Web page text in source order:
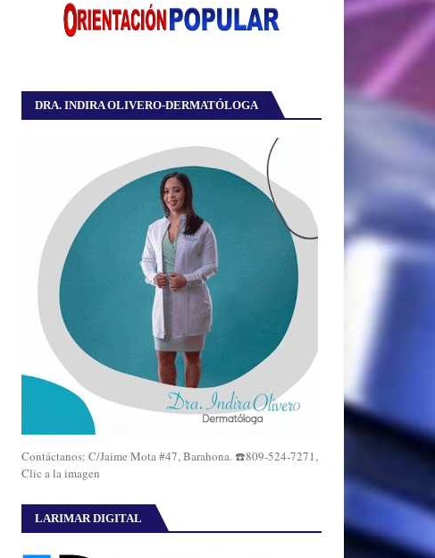
DRA. INDIRA OLIVERO-DERMATÓLOGA
Contáctanos: C/Jaime Mota #47, Barahona. ☎️809-524-7271,
Clic a la imagen
LARIMAR DIGITAL